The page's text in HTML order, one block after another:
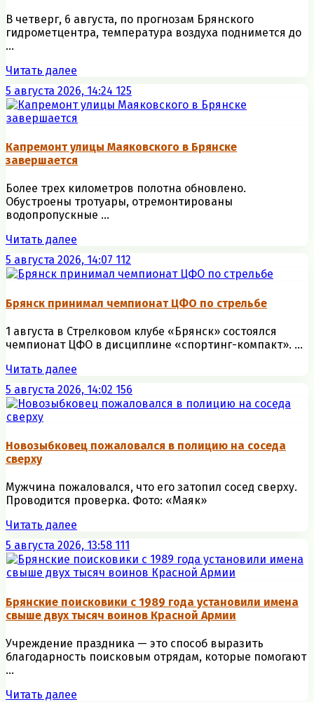
В четверг, 6 августа, по прогнозам Брянского
гидрометцентра, температура воздуха поднимется до
...
Читать далее
5 августа 2026, 14:24 125
Капремонт улицы Маяковского в Брянске
завершается
Более трех километров полотна обновлено.
Обустроены тротуары, отремонтированы
водопропускные ...
Читать далее
5 августа 2026, 14:07 112
Брянск принимал чемпионат ЦФО по стрельбе
1 августа в Стрелковом клубе «Брянск» состоялся
чемпионат ЦФО в дисциплине «спортинг-компакт». ...
Читать далее
5 августа 2026, 14:02 156
Новозыбковец пожаловался в полицию на соседа
сверху
Мужчина пожаловался, что его затопил сосед сверху.
Проводится проверка. Фото: «Маяк»
Читать далее
5 августа 2026, 13:58 111
Брянские поисковики с 1989 года установили имена
свыше двух тысяч воинов Красной Армии
Учреждение праздника — это способ выразить
благодарность поисковым отрядам, которые помогают
...
Читать далее